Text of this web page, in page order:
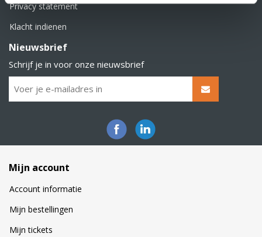
Privacy statement
Klacht indienen
Nieuwsbrief
Schrijf je in voor onze nieuwsbrief
Mijn account
Account informatie
Mijn bestellingen
Mijn tickets